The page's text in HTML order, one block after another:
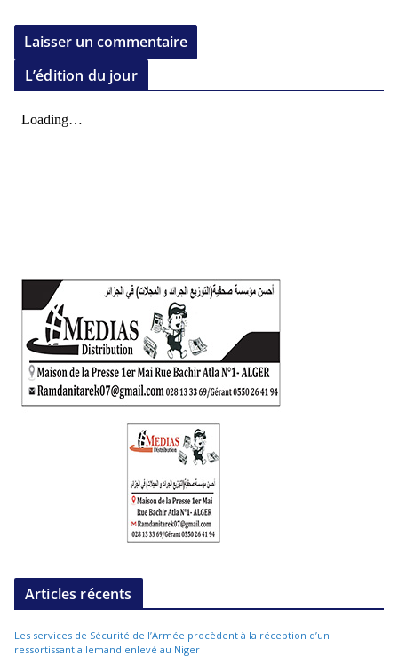
L’édition du jour
Articles récents
Les services de Sécurité de l’Armée procèdent à la réception d’un
ressortissant allemand enlevé au Niger